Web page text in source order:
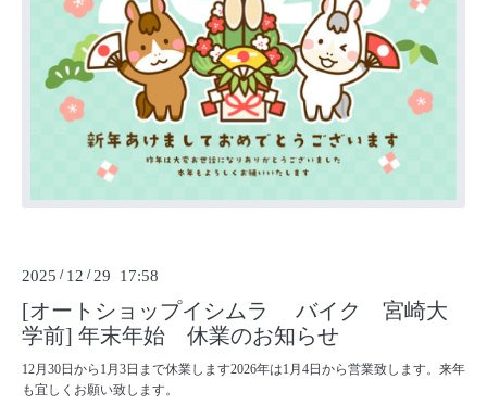
2025 / 12 / 29 17:58
[オートショップイシムラ バイク 宮崎大
学前] 年末年始 休業のお知らせ
12月30日から1月3日まで休業します2026年は1月4日から営業致します。来年
も宜しくお願い致します。